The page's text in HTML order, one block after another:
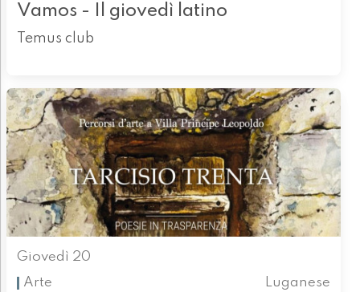
Vamos - Il giovedì latino
Temus club
Giovedì 20
Arte
Luganese